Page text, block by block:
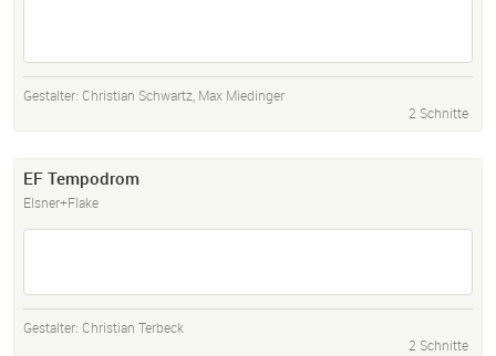
Gestalter: Christian Schwartz, Max Miedinger
2 Schnitte
EF Tempodrom
Elsner+Flake
Gestalter: Christian Terbeck
2 Schnitte